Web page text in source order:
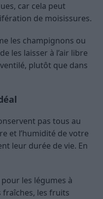
car cela peut
de moisissures.
les champignons ou
les laisser à l’air libre
plutôt que dans
pas tous au
et l’humidité de votre
leur durée de vie. En
les légumes à
fraîches, les fruits